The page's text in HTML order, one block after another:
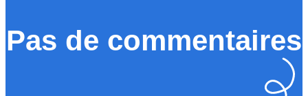
Pas de commentaires